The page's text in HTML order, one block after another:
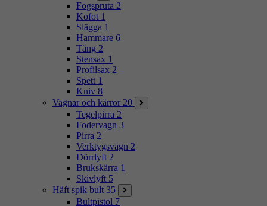
Fogspruta 2
Kofot 1
Slägga 1
Hammare 6
Tång 2
Stensax 1
Profilsax 2
Spett 1
Kniv 8
Vagnar och kärror 20
Tegelpirra 2
Fodervagn 3
Pirra 2
Verktygsvagn 2
Dörrlyft 2
Brukskärra 1
Skivlyft 5
Häft spik bult 35
Bultpistol 7